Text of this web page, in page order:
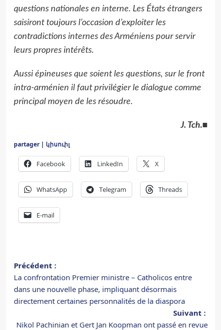
questions nationales en interne. Les États étrangers
saisiront toujours l’occasion d’exploiter les
contradictions internes des Arméniens pour servir
leurs propres intérêts.
Aussi épineuses que soient les questions, sur le front
intra-arménien il faut privilégier le dialogue comme
principal moyen de les résoudre.
J. Tch.■
partager | կիսուիլ
Facebook LinkedIn X
WhatsApp Telegram Threads
E-mail
Navigation
d’article
Précédent :
La confrontation Premier ministre – Catholicos entre
dans une nouvelle phase, impliquant désormais
directement certaines personnalités de la diaspora
Suivant :
Nikol Pachinian et Gert Jan Koopman ont passé en revue